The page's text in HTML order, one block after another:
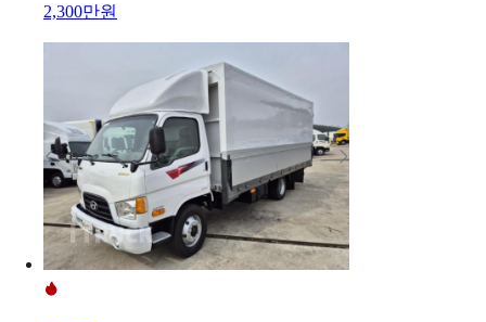
2,300만원